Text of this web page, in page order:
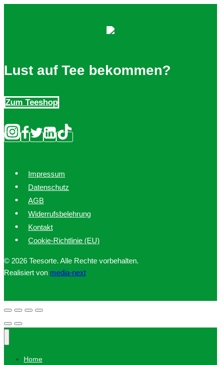
Lust auf Tee bekommen?
Zum Teeshop
Impressum
Datenschutz
AGB
Widerrufsbelehrung
Kontakt
Cookie-Richtlinie (EU)
© 2026 Teesorte. Alle Rechte vorbehalten.
Realisiert von media-next
Home